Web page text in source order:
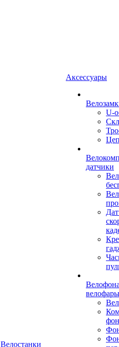
Велостанки
Аксессуары
U-
датчики
велофары